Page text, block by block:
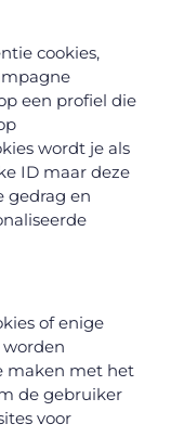
cookies,
een profiel die
wordt je als
ID maar deze
gedrag en
of enige
worden
maken met het
de gebruiker
voor